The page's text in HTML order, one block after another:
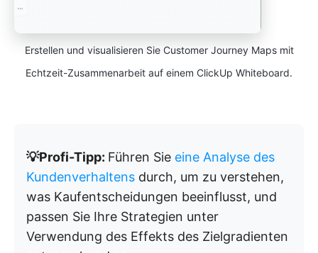
Erstellen und visualisieren Sie Customer Journey Maps mit
Echtzeit-Zusammenarbeit auf einem ClickUp Whiteboard.
💡Profi-Tipp: Führen Sie eine Analyse des
Kundenverhaltens durch, um zu verstehen,
was Kaufentscheidungen beeinflusst, und
passen Sie Ihre Strategien unter
Verwendung des Effekts des Zielgradienten